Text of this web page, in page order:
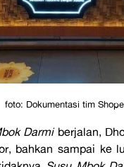
foto: Dokumentasi tim
Darmiberjalan,
bahkan sampai ke